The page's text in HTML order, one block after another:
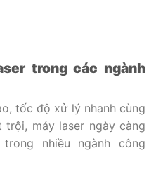
trong các ngành
tốc độ xử lý nhanh cùng
máy laser ngày càng
nhiều ngành công